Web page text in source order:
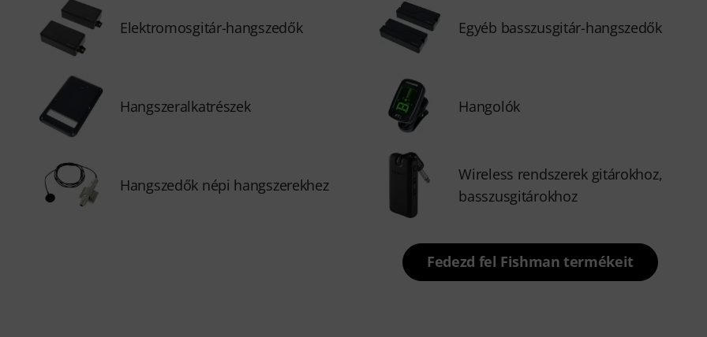
Elektromosgitár-hangszedők Egyéb basszusgitár-hangszedők
Hangszeralkatrészek Hangolók
Hangszedők népi hangszerekhez
Wireless rendszerek gitárokhoz,
basszusgitárokhoz
Fedezd fel Fishman termékeit